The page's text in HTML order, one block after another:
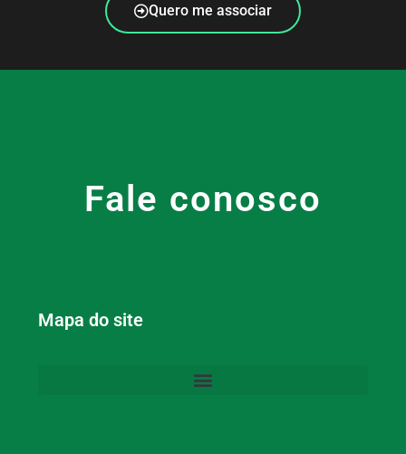
Quero me associar
Fale conosco
Mapa do site